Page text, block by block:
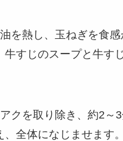
を熱し、玉ねぎを食感
牛すじのスープと牛す
クを取り除き、約2～
、全体になじませます